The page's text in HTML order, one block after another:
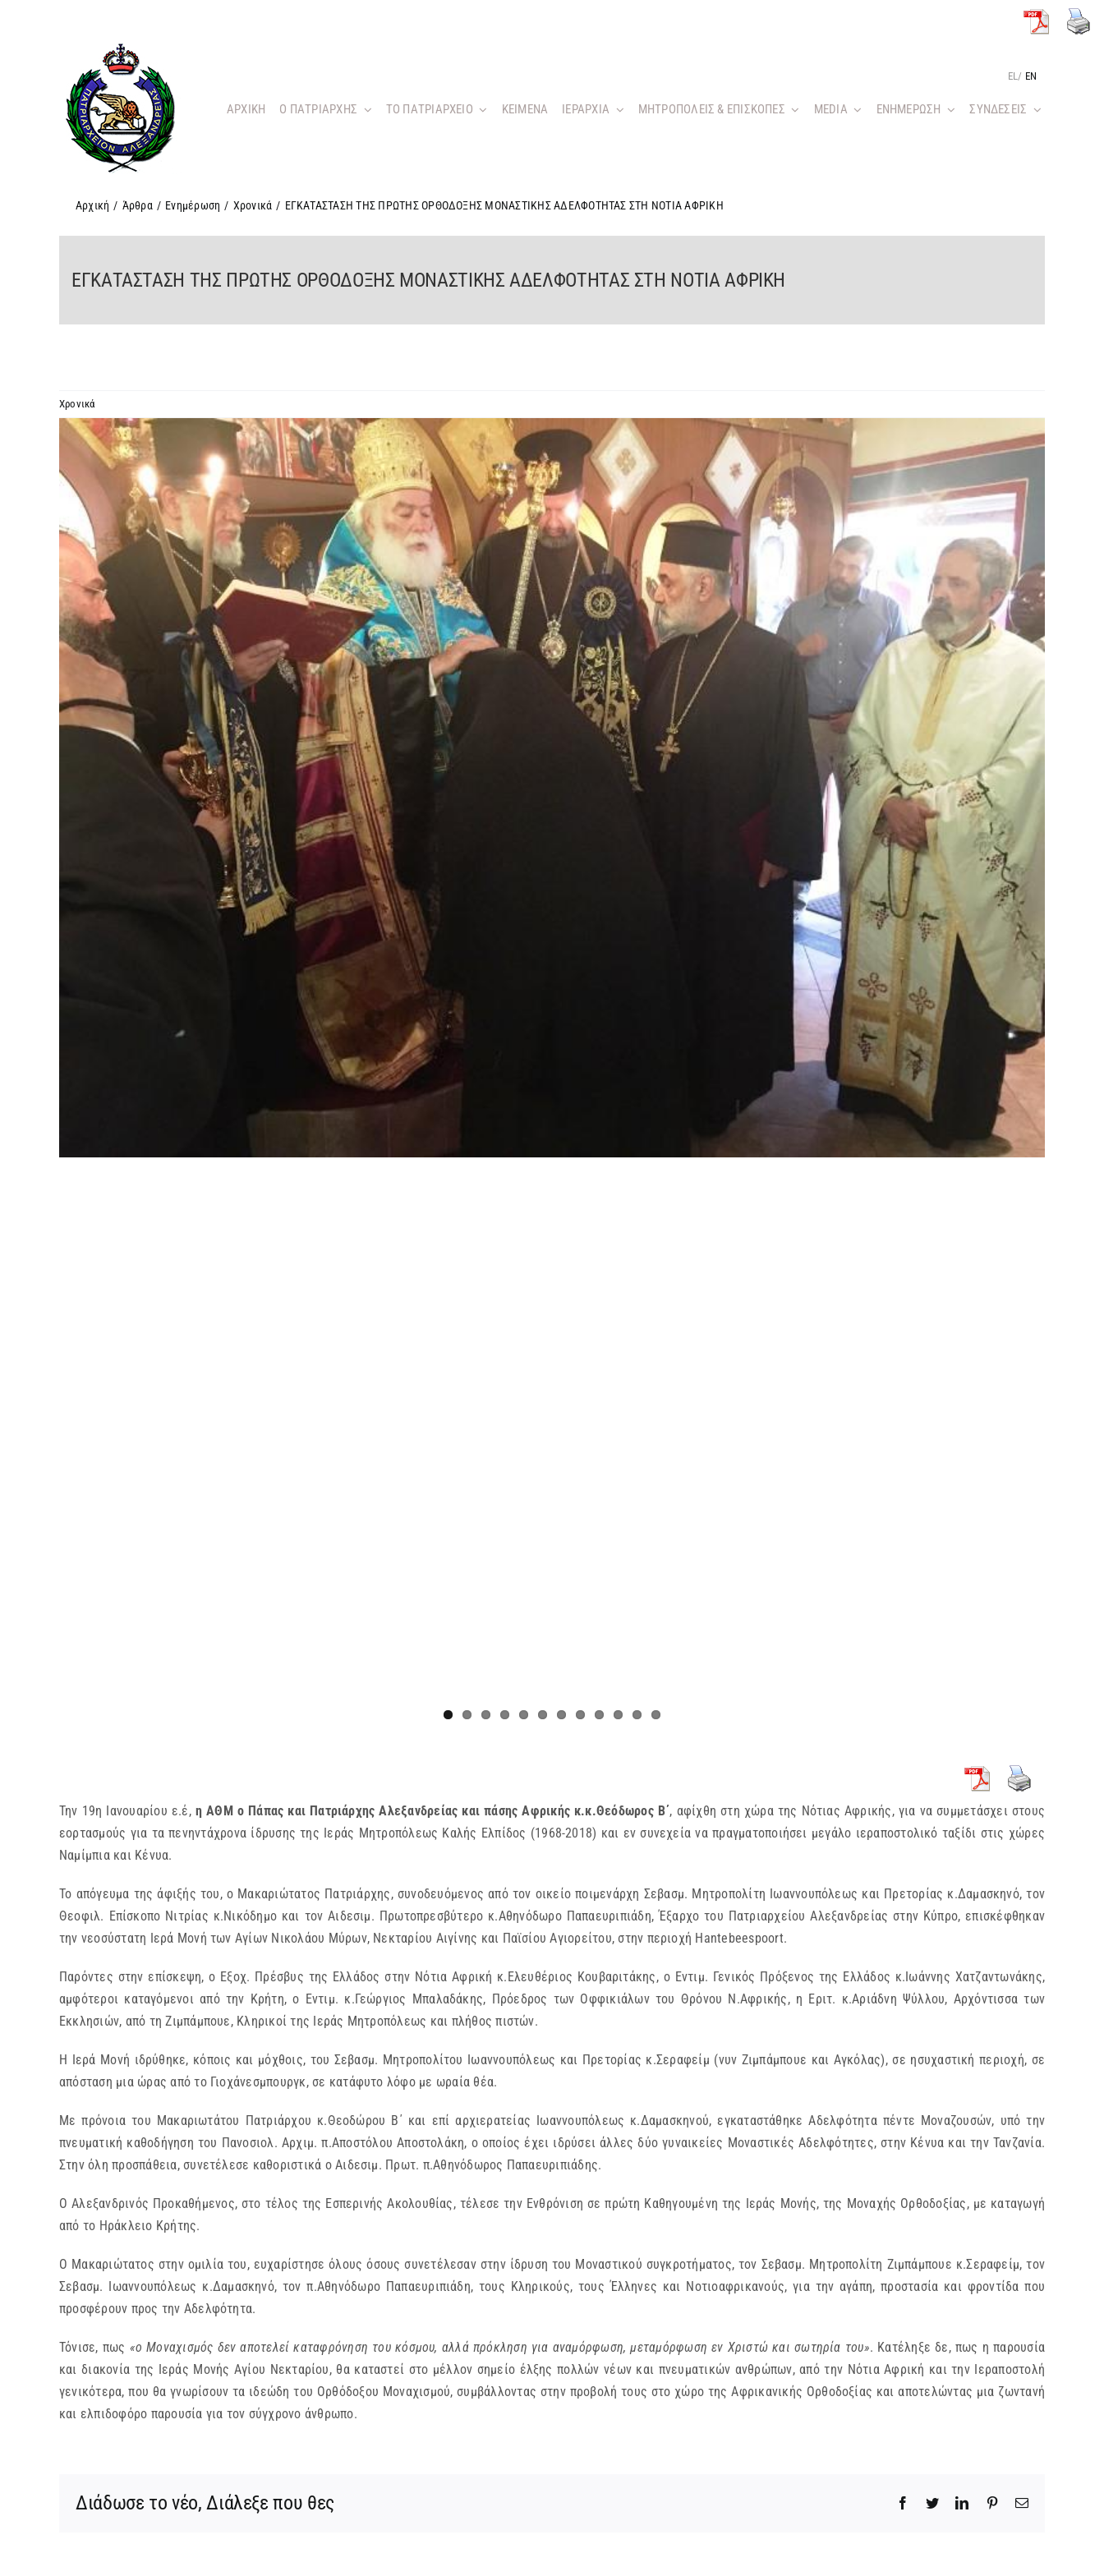
EL / EN
ΑΡΧΙΚΗ O ΠΑΤΡΙΑΡΧΗΣ ΤΟ ΠΑΤΡΙΑΡΧΕΙΟ KEIMENA ΙΕΡΑΡΧΙΑ ΜΗΤΡΟΠΟΛΕΙΣ & ΕΠΙΣΚΟΠΕΣ MEDIA ΕΝΗΜΕΡΩΣΗ ΣΥΝΔΕΣΕΙΣ
Αρχική / Άρθρα / Ενημέρωση / Χρονικά / ΕΓΚΑΤΑΣΤΑΣΗ ΤΗΣ ΠΡΩΤΗΣ ΟΡΘΟΔΟΞΗΣ ΜΟΝΑΣΤΙΚΗΣ ΑΔΕΛΦΟΤΗΤΑΣ ΣΤΗ ΝΟΤΙΑ ΑΦΡΙΚΗ
ΕΓΚΑΤΑΣΤΑΣΗ ΤΗΣ ΠΡΩΤΗΣ ΟΡΘΟΔΟΞΗΣ ΜΟΝΑΣΤΙΚΗΣ ΑΔΕΛΦΟΤΗΤΑΣ ΣΤΗ ΝΟΤΙΑ ΑΦΡΙΚΗ
Χρονικά
Προβολή
μεγαλύτερης
εικόνας
Την 19η Ιανουαρίου ε.έ, η ΑΘΜ ο Πάπας και Πατριάρχης Αλεξανδρείας και πάσης Αφρικής κ.κ.Θεόδωρος Β΄, αφίχθη στη χώρα της Νότιας Αφρικής, για να συμμετάσχει στους
εορτασμούς για τα πενηντάχρονα ίδρυσης της Ιεράς Μητροπόλεως Καλής Ελπίδος (1968-2018) και εν συνεχεία να πραγματοποιήσει μεγάλο ιεραποστολικό ταξίδι στις χώρες
Ναμίμπια και Κένυα.
Το απόγευμα της άφιξής του, ο Μακαριώτατος Πατριάρχης, συνοδευόμενος από τον οικείο ποιμενάρχη Σεβασμ. Μητροπολίτη Ιωαννουπόλεως και Πρετορίας κ.Δαμασκηνό, τον
Θεοφιλ. Επίσκοπο Νιτρίας κ.Νικόδημο και τον Αιδεσιμ. Πρωτοπρεσβύτερο κ.Αθηνόδωρο Παπαευριπιάδη, Έξαρχο του Πατριαρχείου Αλεξανδρείας στην Κύπρο, επισκέφθηκαν
την νεοσύστατη Ιερά Μονή των Αγίων Νικολάου Μύρων, Νεκταρίου Αιγίνης και Παϊσίου Αγιορείτου, στην περιοχή Hantebeespoort.
Παρόντες στην επίσκεψη, ο Εξοχ. Πρέσβυς της Ελλάδος στην Νότια Αφρική κ.Ελευθέριος Κουβαριτάκης, ο Εντιμ. Γενικός Πρόξενος της Ελλάδος κ.Ιωάννης Χατζαντωνάκης,
αμφότεροι καταγόμενοι από την Κρήτη, ο Εντιμ. κ.Γεώργιος Μπαλαδάκης, Πρόεδρος των Οφφικιάλων του Θρόνου Ν.Αφρικής, η Εριτ. κ.Αριάδνη Ψύλλου, Αρχόντισσα των
Εκκλησιών, από τη Ζιμπάμπουε, Κληρικοί της Ιεράς Μητροπόλεως και πλήθος πιστών.
Η Ιερά Μονή ιδρύθηκε, κόποις και μόχθοις, του Σεβασμ. Μητροπολίτου Ιωαννουπόλεως και Πρετορίας κ.Σεραφείμ (νυν Ζιμπάμπουε και Αγκόλας), σε ησυχαστική περιοχή, σε
απόσταση μια ώρας από το Γιοχάνεσμπουργκ, σε κατάφυτο λόφο με ωραία θέα.
Με πρόνοια του Μακαριωτάτου Πατριάρχου κ.Θεοδώρου Β΄ και επί αρχιερατείας Ιωαννουπόλεως κ.Δαμασκηνού, εγκαταστάθηκε Αδελφότητα πέντε Μοναζουσών, υπό την
πνευματική καθοδήγηση του Πανοσιολ. Αρχιμ. π.Αποστόλου Αποστολάκη, ο οποίος έχει ιδρύσει άλλες δύο γυναικείες Μοναστικές Αδελφότητες, στην Κένυα και την Τανζανία.
Στην όλη προσπάθεια, συνετέλεσε καθοριστικά ο Αιδεσιμ. Πρωτ. π.Αθηνόδωρος Παπαευριπιάδης.
Ο Αλεξανδρινός Προκαθήμενος, στο τέλος της Εσπερινής Ακολουθίας, τέλεσε την Ενθρόνιση σε πρώτη Καθηγουμένη της Ιεράς Μονής, της Μοναχής Ορθοδοξίας, με καταγωγή
από το Ηράκλειο Κρήτης.
Ο Μακαριώτατος στην ομιλία του, ευχαρίστησε όλους όσους συνετέλεσαν στην ίδρυση του Μοναστικού συγκροτήματος, τον Σεβασμ. Μητροπολίτη Ζιμπάμπουε κ.Σεραφείμ, τον
Σεβασμ. Ιωαννουπόλεως κ.Δαμασκηνό, τον π.Αθηνόδωρο Παπαευριπιάδη, τους Κληρικούς, τους Έλληνες και Νοτιοαφρικανούς, για την αγάπη, προστασία και φροντίδα που
προσφέρουν προς την Αδελφότητα.
Τόνισε, πως «ο Μοναχισμός δεν αποτελεί καταφρόνηση του κόσμου, αλλά πρόκληση για αναμόρφωση, μεταμόρφωση εν Χριστώ και σωτηρία του». Κατέληξε δε, πως η παρουσία
και διακονία της Ιεράς Μονής Αγίου Νεκταρίου, θα καταστεί στο μέλλον σημείο έλξης πολλών νέων και πνευματικών ανθρώπων, από την Νότια Αφρική και την Ιεραποστολή
γενικότερα, που θα γνωρίσουν τα ιδεώδη του Ορθόδοξου Μοναχισμού, συμβάλλοντας στην προβολή τους στο χώρο της Αφρικανικής Ορθοδοξίας και αποτελώντας μια ζωντανή
και ελπιδοφόρο παρουσία για τον σύγχρονο άνθρωπο.
Διάδωσε το νέο, Διάλεξε που θες Facebook
TwitterLinkedInPinterestEmail